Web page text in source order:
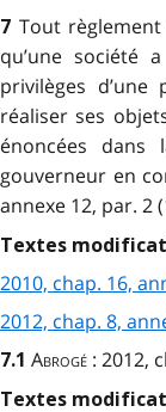
7 Tout
qu’une société
privilèges d’une
réaliser ses
énoncées
gouverneur en
annexe 12, par. 2
Textes
2010, chap. 16,
2012, chap. 8,
7.1 Abrogé : 2012,
Textes